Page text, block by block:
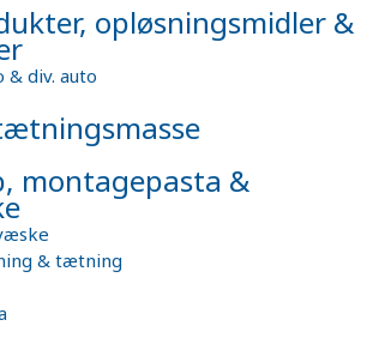
opløsningsmidler &
& div. auto
montagepasta &
& tætning